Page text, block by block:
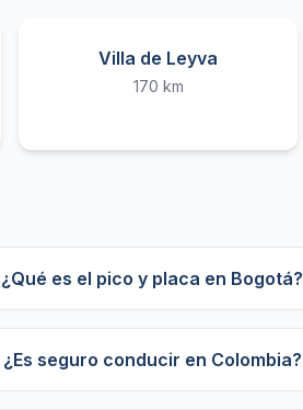
Villa de Leyva
170 km
¿Qué es el pico y placa en Bogotá?
¿Es seguro conducir en Colombia?